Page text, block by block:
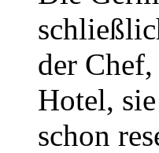
der
Hotel,
schon